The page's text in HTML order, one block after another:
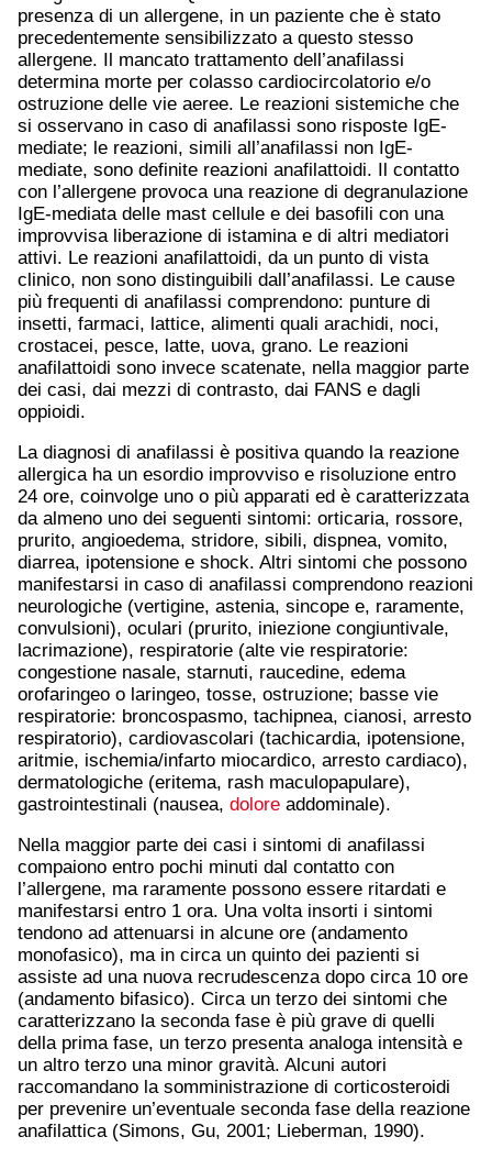
presenza di un allergene, in un paziente che è stato
precedentemente sensibilizzato a questo stesso
allergene. Il mancato trattamento dell’anafilassi
determina morte per colasso cardiocircolatorio e/o
ostruzione delle vie aeree. Le reazioni sistemiche che
si osservano in caso di anafilassi sono risposte IgE-
mediate; le reazioni, simili all’anafilassi non IgE-
mediate, sono definite reazioni anafilattoidi. Il contatto
con l’allergene provoca una reazione di degranulazione
IgE-mediata delle mast cellule e dei basofili con una
improvvisa liberazione di istamina e di altri mediatori
attivi. Le reazioni anafilattoidi, da un punto di vista
clinico, non sono distinguibili dall’anafilassi. Le cause
più frequenti di anafilassi comprendono: punture di
insetti, farmaci, lattice, alimenti quali arachidi, noci,
crostacei, pesce, latte, uova, grano. Le reazioni
anafilattoidi sono invece scatenate, nella maggior parte
dei casi, dai mezzi di contrasto, dai FANS e dagli
oppioidi.
La diagnosi di anafilassi è positiva quando la reazione
allergica ha un esordio improvviso e risoluzione entro
24 ore, coinvolge uno o più apparati ed è caratterizzata
da almeno uno dei seguenti sintomi: orticaria, rossore,
prurito, angioedema, stridore, sibili, dispnea, vomito,
diarrea, ipotensione e shock. Altri sintomi che possono
manifestarsi in caso di anafilassi comprendono reazioni
neurologiche (vertigine, astenia, sincope e, raramente,
convulsioni), oculari (prurito, iniezione congiuntivale,
lacrimazione), respiratorie (alte vie respiratorie:
congestione nasale, starnuti, raucedine, edema
orofaringeo o laringeo, tosse, ostruzione; basse vie
respiratorie: broncospasmo, tachipnea, cianosi, arresto
respiratorio), cardiovascolari (tachicardia, ipotensione,
aritmie, ischemia/infarto miocardico, arresto cardiaco),
dermatologiche (eritema, rash maculopapulare),
gastrointestinali (nausea, dolore addominale).
Nella maggior parte dei casi i sintomi di anafilassi
compaiono entro pochi minuti dal contatto con
l’allergene, ma raramente possono essere ritardati e
manifestarsi entro 1 ora. Una volta insorti i sintomi
tendono ad attenuarsi in alcune ore (andamento
monofasico), ma in circa un quinto dei pazienti si
assiste ad una nuova recrudescenza dopo circa 10 ore
(andamento bifasico). Circa un terzo dei sintomi che
caratterizzano la seconda fase è più grave di quelli
della prima fase, un terzo presenta analoga intensità e
un altro terzo una minor gravità. Alcuni autori
raccomandano la somministrazione di corticosteroidi
per prevenire un’eventuale seconda fase della reazione
anafilattica (Simons, Gu, 2001; Lieberman, 1990).